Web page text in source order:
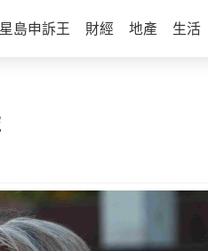
星島申訴王 財經 地產 生活